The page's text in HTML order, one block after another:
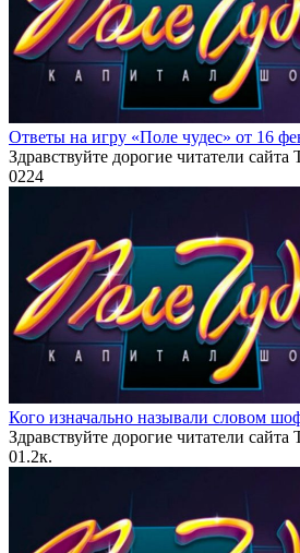
Ответы на игру «Поле чудес» от 16
Здравствуйте дорогие читатели сайта
0224
Кого изначально называли словом
Здравствуйте дорогие читатели сайта
01.2к.